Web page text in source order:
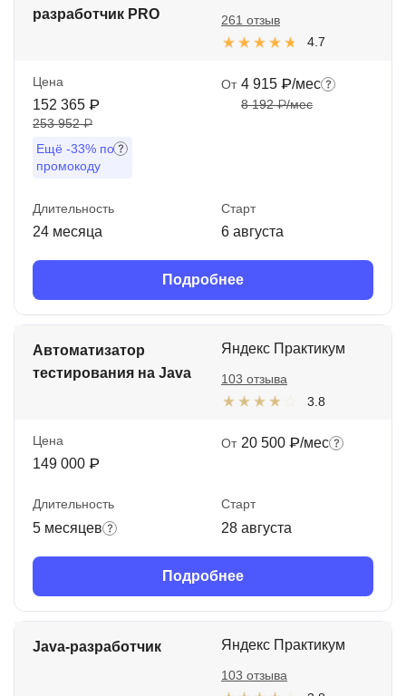
разработчик PRO
4.7
261 отзыв
Цена
152 365 ₽
253 952 ₽
Ещё -33% по
промокоду
От 4 915 ₽/мес
8 192 ₽/мес
Длительность
24 месяца
Старт
6 августа
Подробнее
Автоматизатор
тестирования на Java
Яндекс Практикум
3.8
103 отзыва
Цена
149 000 ₽
От 20 500 ₽/мес
Длительность
5 месяцев
Старт
28 августа
Подробнее
Java-разработчик Яндекс Практикум
103 отзыва